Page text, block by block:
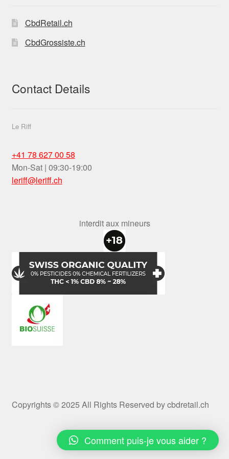
CbdRetail.ch
CbdGrossiste.ch
Contact Details
Le Riff
+41 78 627 00 58
Mon-Sat | 09:30-19:00
leriff@leriff.ch
interdit aux mineurs
Copyrights © 2025 All Rights Reserved by cbdretail.ch
Comment puis-je vous aider ?